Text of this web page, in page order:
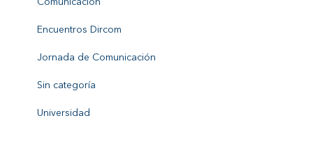
Encuentros Dircom
Jornada de Comunicación
Sin categoría
Universidad